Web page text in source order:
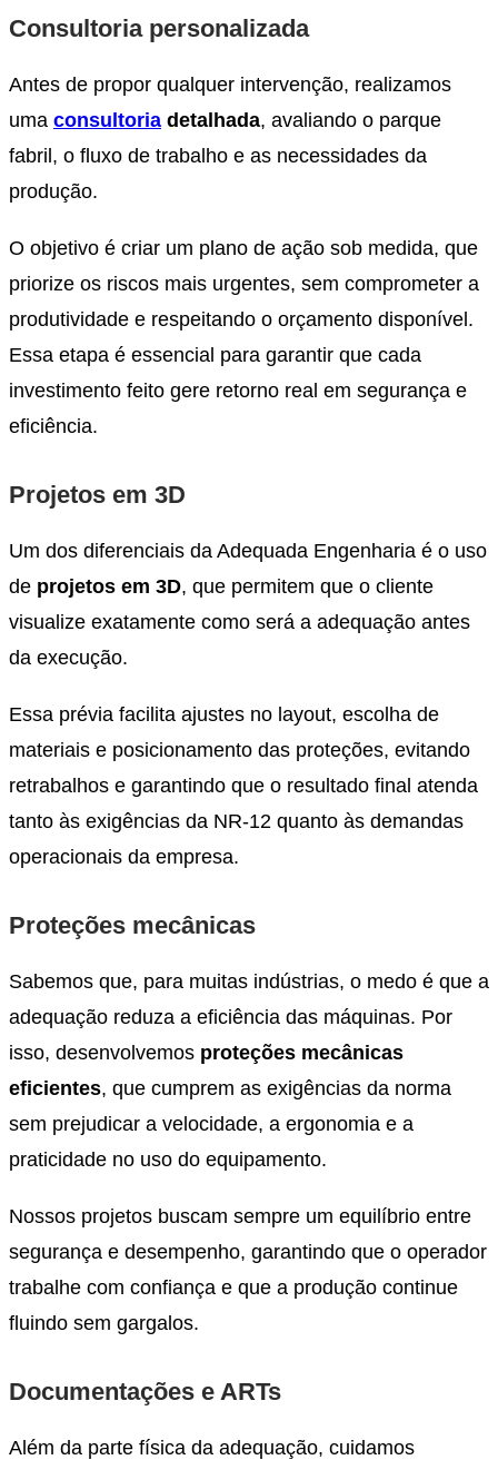
Consultoria personalizada
Antes de propor qualquer intervenção, realizamos
uma consultoria detalhada, avaliando o parque
fabril, o fluxo de trabalho e as necessidades da
produção.
O objetivo é criar um plano de ação sob medida, que
priorize os riscos mais urgentes, sem comprometer a
produtividade e respeitando o orçamento disponível.
Essa etapa é essencial para garantir que cada
investimento feito gere retorno real em segurança e
eficiência.
Projetos em 3D
Um dos diferenciais da Adequada Engenharia é o uso
de projetos em 3D, que permitem que o cliente
visualize exatamente como será a adequação antes
da execução.
Essa prévia facilita ajustes no layout, escolha de
materiais e posicionamento das proteções, evitando
retrabalhos e garantindo que o resultado final atenda
tanto às exigências da NR-12 quanto às demandas
operacionais da empresa.
Proteções mecânicas
Sabemos que, para muitas indústrias, o medo é que a
adequação reduza a eficiência das máquinas. Por
isso, desenvolvemos proteções mecânicas
eficientes, que cumprem as exigências da norma
sem prejudicar a velocidade, a ergonomia e a
praticidade no uso do equipamento.
Nossos projetos buscam sempre um equilíbrio entre
segurança e desempenho, garantindo que o operador
trabalhe com confiança e que a produção continue
fluindo sem gargalos.
Documentações e ARTs
Além da parte física da adequação, cuidamos